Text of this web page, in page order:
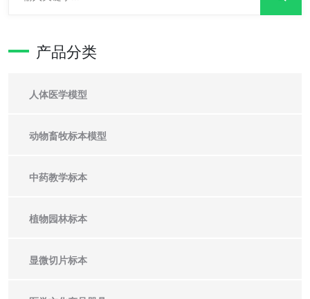
产品分类
人体医学模型
动物畜牧标本模型
中药教学标本
植物园林标本
显微切片标本